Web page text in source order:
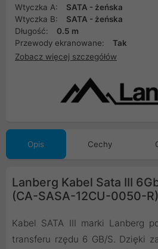
Wtyczka A:
SATA - żeńska
Wtyczka B:
SATA - żeńska
Długość:
0.5 m
Przewody ekranowane:
Tak
Zobacz więcej szczegółów
Opis Cechy
Lanberg Kabel Sata III
(CA-SASA-12CU-0050-R)
Kabel SATA III marki Lanberg
transferu rzędu 6 GB/S. Dzięki